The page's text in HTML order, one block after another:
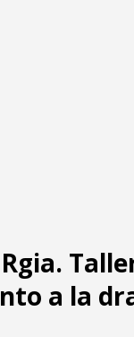
a la